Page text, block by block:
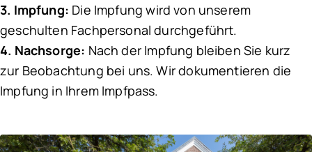
3. Impfung: Die Impfung wird von unserem
geschulten Fachpersonal durchgeführt.
4. Nachsorge: Nach der Impfung bleiben Sie kurz
zur Beobachtung bei uns. Wir dokumentieren die
Impfung in Ihrem Impfpass.